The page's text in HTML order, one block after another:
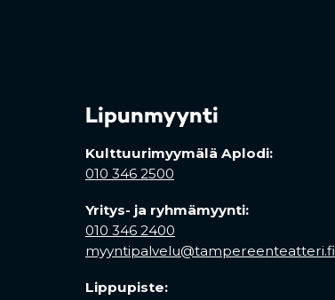
Lipunmyynti
Kulttuurimyymälä Aplodi:
010 346 2500
Yritys- ja ryhmämyynti:
010 346 2400
myyntipalvelu@tampereenteatteri.fi
Lippupiste: